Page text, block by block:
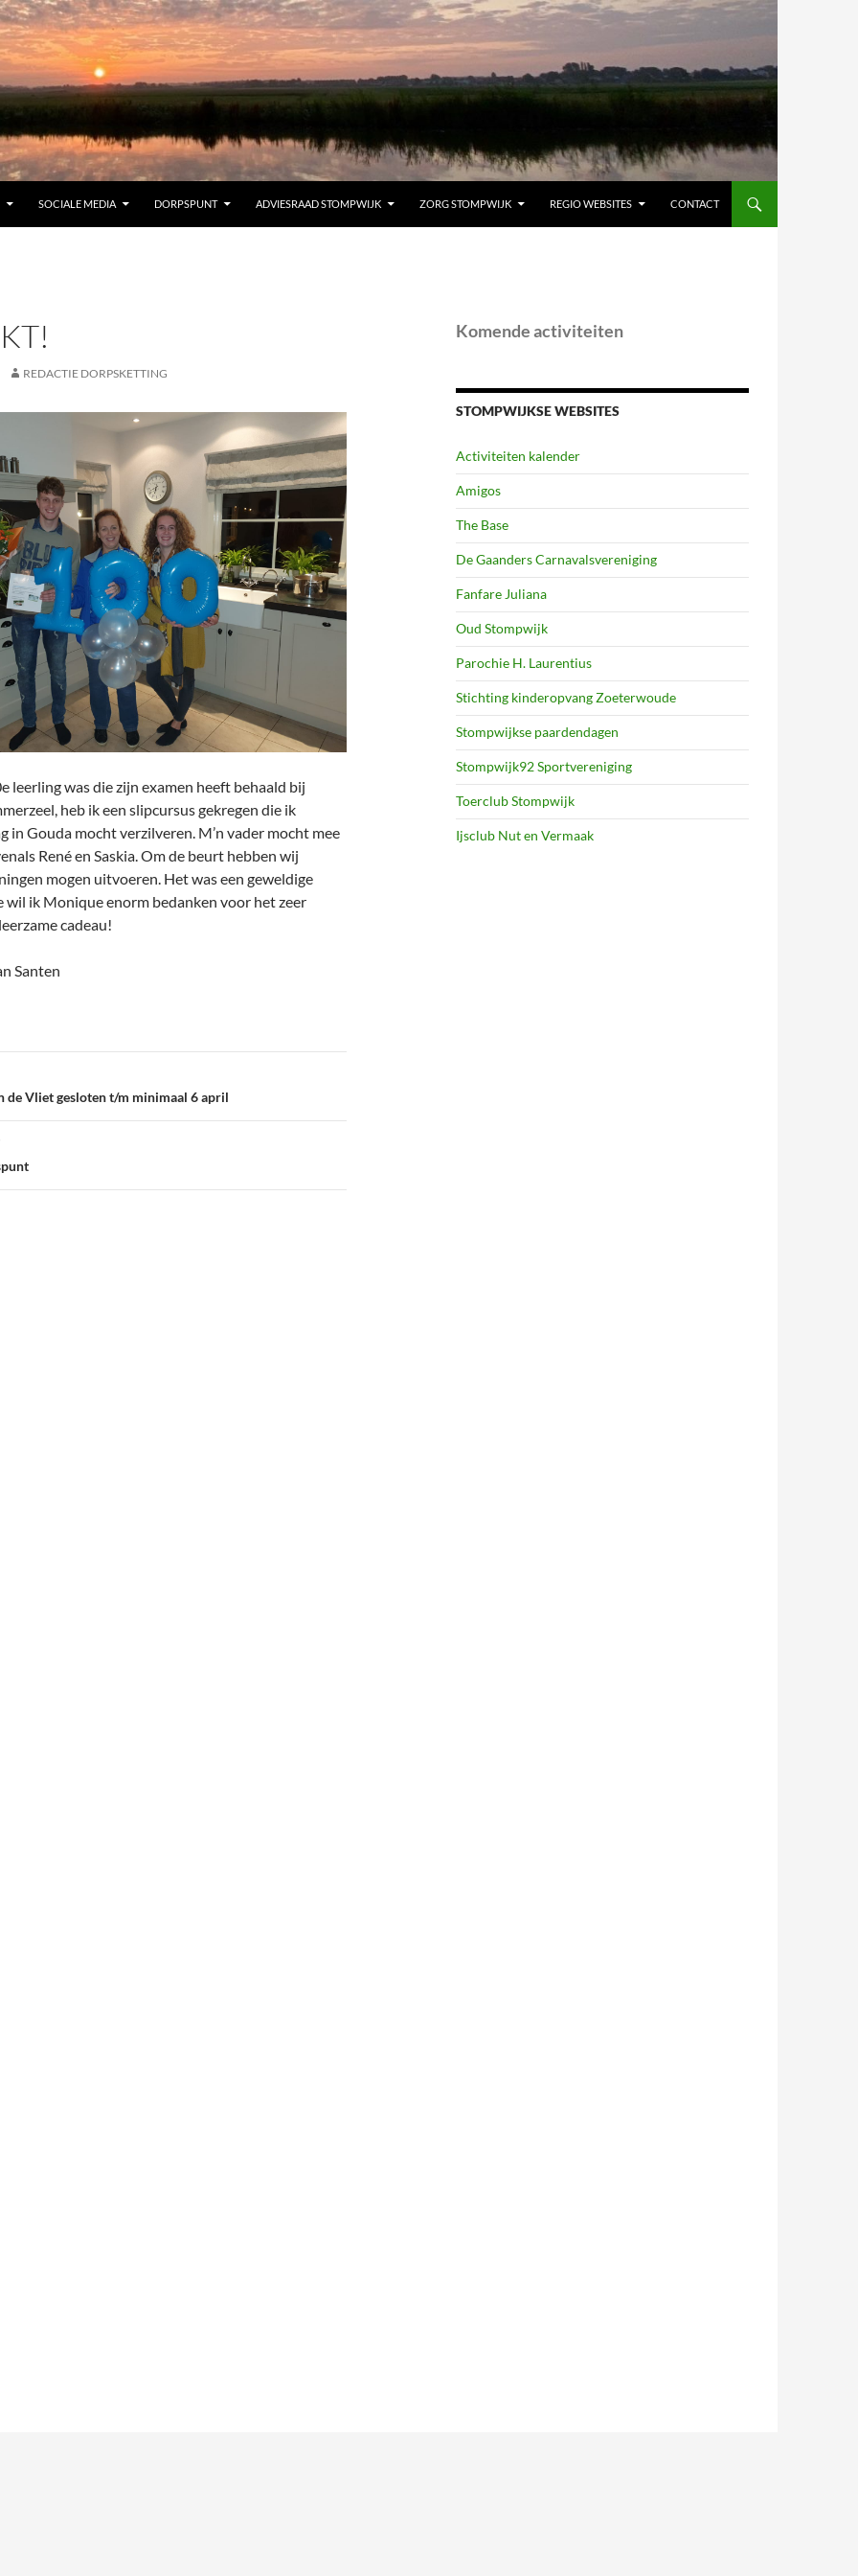
SOCIALE MEDIA DORPSPUNT ADVIESRAAD STOMPWIJK ZORG STOMPWIJK REGIO WEBSITES CONTACT
REDACTIE DORPSKETTING
leerling was die zijn examen heeft behaald bij
heb ik een slipcursus gekregen die ik
in Gouda mocht verzilveren. M’n vader mocht mee
René en Saskia. Om de beurt hebben wij
mogen uitvoeren. Het was een geweldige
wil ik Monique enorm bedanken voor het zeer
cadeau!
Santen
de Vliet gesloten t/m minimaal 6 april
Komende activiteiten
STOMPWIJKSE WEBSITES
Activiteiten kalender
Amigos
The Base
De Gaanders Carnavalsvereniging
Fanfare Juliana
Oud Stompwijk
Parochie H. Laurentius
Stichting kinderopvang Zoeterwoude
Stompwijkse paardendagen
Stompwijk92 Sportvereniging
Toerclub Stompwijk
Ijsclub Nut en Vermaak